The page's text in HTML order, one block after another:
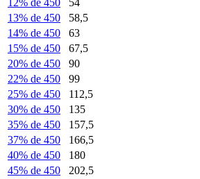
12% de 450
54
13% de 450
58,5
14% de 450
63
15% de 450
67,5
20% de 450
90
22% de 450
99
25% de 450
112,5
30% de 450
135
35% de 450
157,5
37% de 450
166,5
40% de 450
180
45% de 450
202,5